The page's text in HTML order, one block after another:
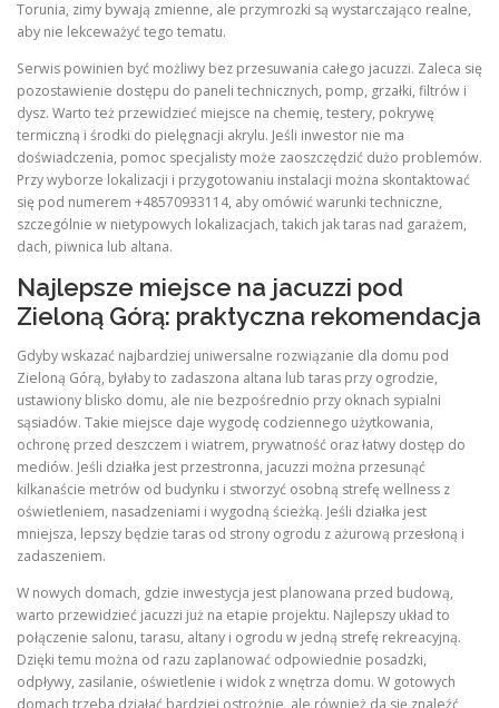
Torunia, zimy bywają zmienne, ale przymrozki są wystarczająco realne,
aby nie lekceważyć tego tematu.
Serwis powinien być możliwy bez przesuwania całego jacuzzi. Zaleca się
pozostawienie dostępu do paneli technicznych, pomp, grzałki, filtrów i
dysz. Warto też przewidzieć miejsce na chemię, testery, pokrywę
termiczną i środki do pielęgnacji akrylu. Jeśli inwestor nie ma
doświadczenia, pomoc specjalisty może zaoszczędzić dużo problemów.
Przy wyborze lokalizacji i przygotowaniu instalacji można skontaktować
się pod numerem +48570933114, aby omówić warunki techniczne,
szczególnie w nietypowych lokalizacjach, takich jak taras nad garażem,
dach, piwnica lub altana.
Najlepsze miejsce na jacuzzi pod
Zieloną Górą: praktyczna rekomendacja
Gdyby wskazać najbardziej uniwersalne rozwiązanie dla domu pod
Zieloną Górą, byłaby to zadaszona altana lub taras przy ogrodzie,
ustawiony blisko domu, ale nie bezpośrednio przy oknach sypialni
sąsiadów. Takie miejsce daje wygodę codziennego użytkowania,
ochronę przed deszczem i wiatrem, prywatność oraz łatwy dostęp do
mediów. Jeśli działka jest przestronna, jacuzzi można przesunąć
kilkanaście metrów od budynku i stworzyć osobną strefę wellness z
oświetleniem, nasadzeniami i wygodną ścieżką. Jeśli działka jest
mniejsza, lepszy będzie taras od strony ogrodu z ażurową przesłoną i
zadaszeniem.
W nowych domach, gdzie inwestycja jest planowana przed budową,
warto przewidzieć jacuzzi już na etapie projektu. Najlepszy układ to
połączenie salonu, tarasu, altany i ogrodu w jedną strefę rekreacyjną.
Dzięki temu można od razu zaplanować odpowiednie posadzki,
odpływy, zasilanie, oświetlenie i widok z wnętrza domu. W gotowych
domach trzeba działać bardziej ostrożnie, ale również da się znaleźć